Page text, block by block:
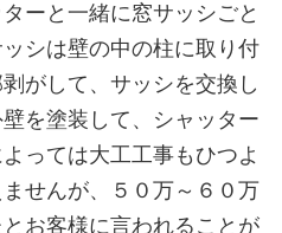
ーと一緒に窓サッシごと
シは壁の中の柱に取り付
がして、サッシを交換し
を塗装して、シャッター
っては大工工事もひつよ
せんが、５０万～６０万
お客様に言われることが